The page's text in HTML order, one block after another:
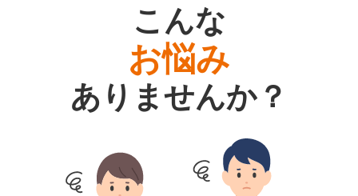
こんな
お悩み
ありませんか？